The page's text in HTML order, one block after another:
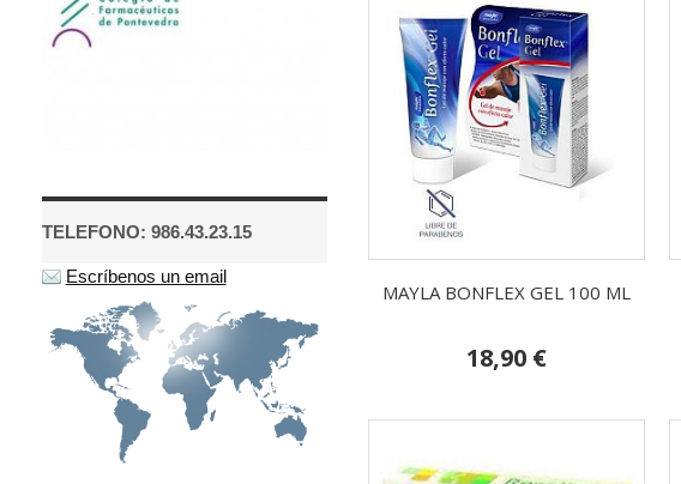
TELEFONO: 986.43.23.15
Escríbenos un email
MAYLA BONFLEX GEL 100 ML
18,90 €